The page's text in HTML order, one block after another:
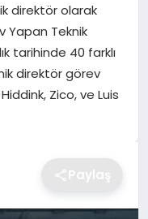
direktör olarak
Yapan Teknik
tarihinde 40 farklı
direktör görev
Zico, ve Luis
Paylaş